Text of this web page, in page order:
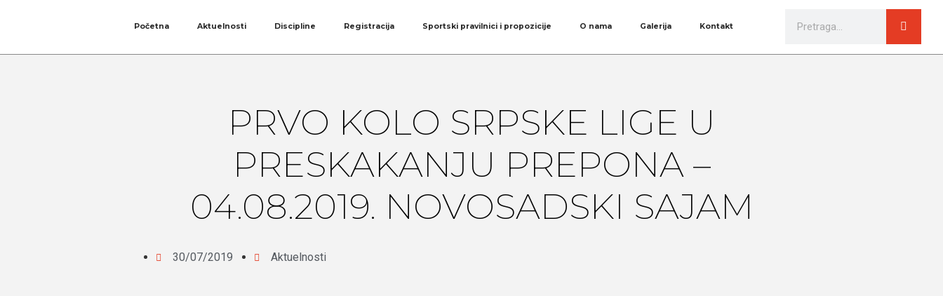
Početna Aktuelnosti Discipline Registracija Sportski pravilnici i propozicije O nama Galerija Kontakt
PRVO KOLO SRPSKE LIGE U
PRESKAKANJU PREPONA –
04.08.2019. NOVOSADSKI SAJAM
30/07/2019 Aktuelnosti